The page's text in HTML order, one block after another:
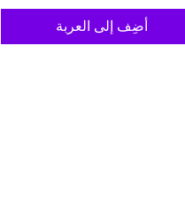
أضِف إلى العربة